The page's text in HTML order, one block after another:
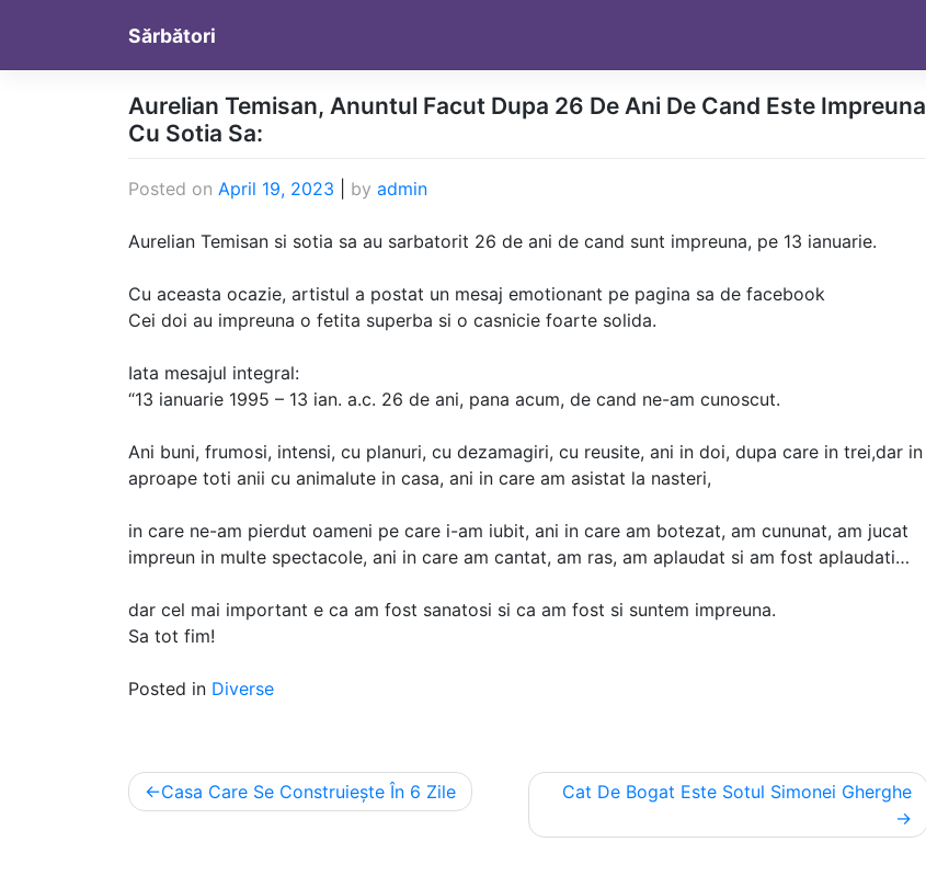
content
Sărbători
Aurelian Temisan, Anuntul Facut Dupa 26 De Ani De Cand Este Impreuna
Cu Sotia Sa:
Posted on April 19, 2023 by admin
Aurelian Temisan si sotia sa au sarbatorit 26 de ani de cand sunt impreuna, pe 13 ianuarie.
Cu aceasta ocazie, artistul a postat un mesaj emotionant pe pagina sa de facebook
Cei doi au impreuna o fetita superba si o casnicie foarte solida.
Iata mesajul integral:
“13 ianuarie 1995 – 13 ian. a.c. 26 de ani, pana acum, de cand ne-am cunoscut.
Ani buni, frumosi, intensi, cu planuri, cu dezamagiri, cu reusite, ani in doi, dupa care in trei,dar in
aproape toti anii cu animalute in casa, ani in care am asistat la nasteri,
in care ne-am pierdut oameni pe care i-am iubit, ani in care am botezat, am cununat, am jucat
impreun in multe spectacole, ani in care am cantat, am ras, am aplaudat si am fost aplaudati…
dar cel mai important e ca am fost sanatosi si ca am fost si suntem impreuna.
Sa tot fim!
Posted in Diverse
Post
navigation
Casa Care Se Construiește În 6 Zile Cat De Bogat Este Sotul Simonei Gherghe